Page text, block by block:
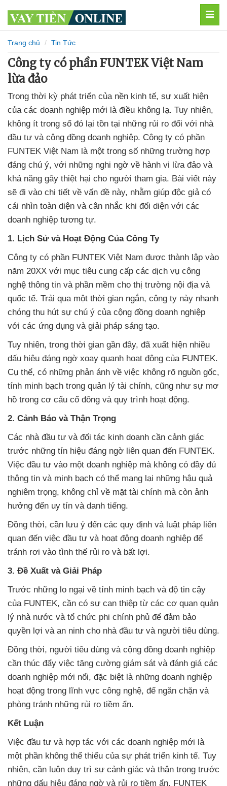
Trang chủ Tin Tức
Công ty có phần FUNTEK Việt Nam
lừa đảo
Trong thời kỳ phát triển của nền kinh tế, sự xuất hiện
của các doanh nghiệp mới là điều không lạ. Tuy nhiên,
không ít trong số đó lại tồn tại những rủi ro đối với nhà
đầu tư và cộng đồng doanh nghiệp. Công ty có phần
FUNTEK Việt Nam là một trong số những trường hợp
đáng chú ý, với những nghi ngờ về hành vi lừa đảo và
khả năng gây thiệt hại cho người tham gia. Bài viết này
sẽ đi vào chi tiết về vấn đề này, nhằm giúp độc giả có
cái nhìn toàn diện và cân nhắc khi đối diện với các
doanh nghiệp tương tự.
1. Lịch Sử và Hoạt Động Của Công Ty
Công ty có phần FUNTEK Việt Nam được thành lập vào
năm 20XX với mục tiêu cung cấp các dịch vụ công
nghệ thông tin và phần mềm cho thị trường nội địa và
quốc tế. Trải qua một thời gian ngắn, công ty này nhanh
chóng thu hút sự chú ý của cộng đồng doanh nghiệp
với các ứng dụng và giải pháp sáng tạo.
Tuy nhiên, trong thời gian gần đây, đã xuất hiện nhiều
dấu hiệu đáng ngờ xoay quanh hoạt động của FUNTEK.
Cụ thể, có những phản ánh về việc không rõ nguồn gốc,
tính minh bạch trong quản lý tài chính, cũng như sự mơ
hồ trong cơ cấu cổ đông và quy trình hoạt động.
2. Cảnh Báo và Thận Trọng
Các nhà đầu tư và đối tác kinh doanh cần cảnh giác
trước những tín hiệu đáng ngờ liên quan đến FUNTEK.
Việc đầu tư vào một doanh nghiệp mà không có đầy đủ
thông tin và minh bạch có thể mang lại những hậu quả
nghiêm trọng, không chỉ về mặt tài chính mà còn ảnh
hưởng đến uy tín và danh tiếng.
Đồng thời, cần lưu ý đến các quy định và luật pháp liên
quan đến việc đầu tư và hoạt động doanh nghiệp để
tránh rơi vào tình thế rủi ro và bất lợi.
3. Đề Xuất và Giải Pháp
Trước những lo ngại về tính minh bạch và độ tin cậy
của FUNTEK, cần có sự can thiệp từ các cơ quan quản
lý nhà nước và tổ chức phi chính phủ để đảm bảo
quyền lợi và an ninh cho nhà đầu tư và người tiêu dùng.
Đồng thời, người tiêu dùng và cộng đồng doanh nghiệp
cần thúc đẩy việc tăng cường giám sát và đánh giá các
doanh nghiệp mới nổi, đặc biệt là những doanh nghiệp
hoạt động trong lĩnh vực công nghệ, để ngăn chặn và
phòng tránh những rủi ro tiềm ẩn.
Kết Luận
Việc đầu tư và hợp tác với các doanh nghiệp mới là
một phần không thể thiếu của sự phát triển kinh tế. Tuy
nhiên, cần luôn duy trì sự cảnh giác và thận trọng trước
những dấu hiệu đáng ngờ và rủi ro tiềm ẩn. FUNTEK